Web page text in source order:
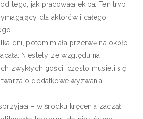
tego, jak pracowała ekipa. Ten tryb
dla aktorów i całego
dni, potem miała przerwę na około
Niestety, ze względu na
zwykłych gości, często musieli się
dodatkowe wyzwania
– w środku kręcenia zaczął